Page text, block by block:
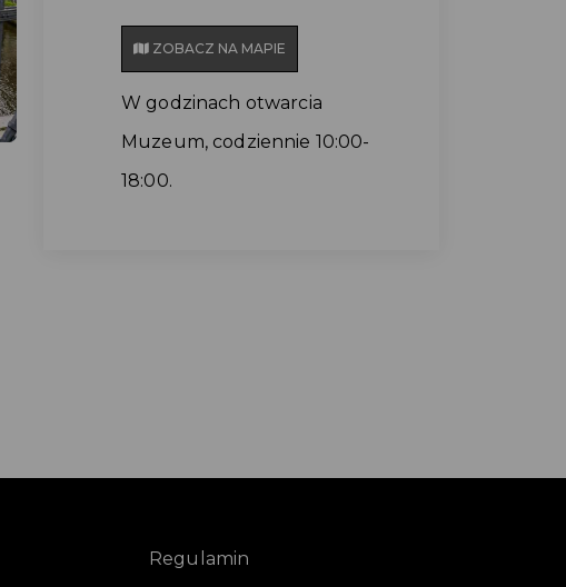
ZOBACZ NA MAPIE
W godzinach otwarcia
Muzeum, codziennie 10:00-
18:00.
Regulamin